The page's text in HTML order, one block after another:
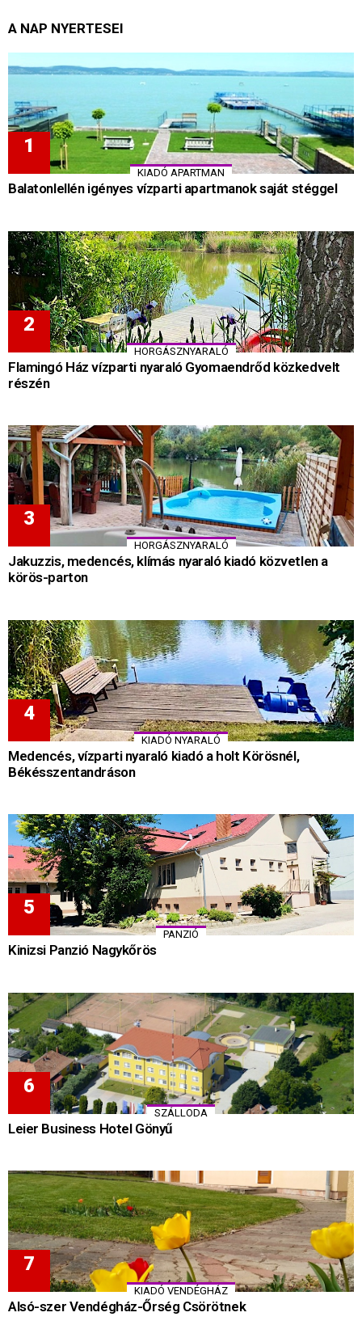
A NAP NYERTESEI
KIADÓ APARTMAN
Balatonlellén igényes vízparti apartmanok saját stéggel
HORGÁSZNYARALÓ
Flamingó Ház vízparti nyaraló Gyomaendrőd közkedvelt
részén
HORGÁSZNYARALÓ
Jakuzzis, medencés, klímás nyaraló kiadó közvetlen a
körös-parton
KIADÓ NYARALÓ
Medencés, vízparti nyaraló kiadó a holt Körösnél,
Békésszentandráson
PANZIÓ
Kinizsi Panzió Nagykőrös
SZÁLLODA
Leier Business Hotel Gönyű
KIADÓ VENDÉGHÁZ
Alsó-szer Vendégház-Őrség Csörötnek